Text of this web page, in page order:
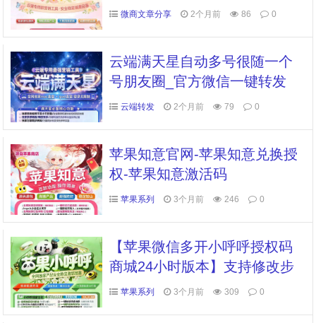
全稳定快速转发
微商文章分享 2个月前 86 0
云端满天星自动多号很随一个
号朋友圈_官方微信一键转发
云端转发 2个月前 79 0
苹果知意官网-苹果知意兑换授
权-苹果知意激活码
苹果系列 3个月前 246 0
【苹果微信多开小呼呼授权码
商城24小时版本】支持修改步
数-朋友圈发1小时视频
苹果系列 3个月前 309 0